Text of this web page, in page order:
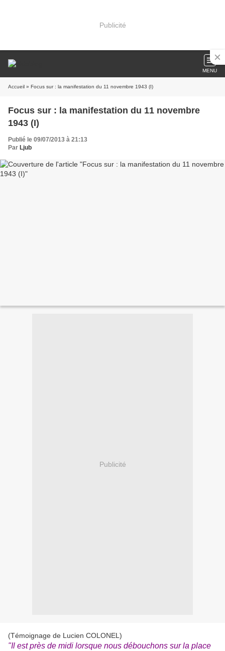
Publicité
MENU
Accueil » Focus sur : la manifestation du 11 novembre 1943 (I)
Focus sur : la manifestation du 11 novembre
1943 (I)
Publié le 09/07/2013 à 21:13
Par Ljub
Publicité
(Témoignage de Lucien COLONEL)
"Il est près de midi lorsque nous débouchons sur la place